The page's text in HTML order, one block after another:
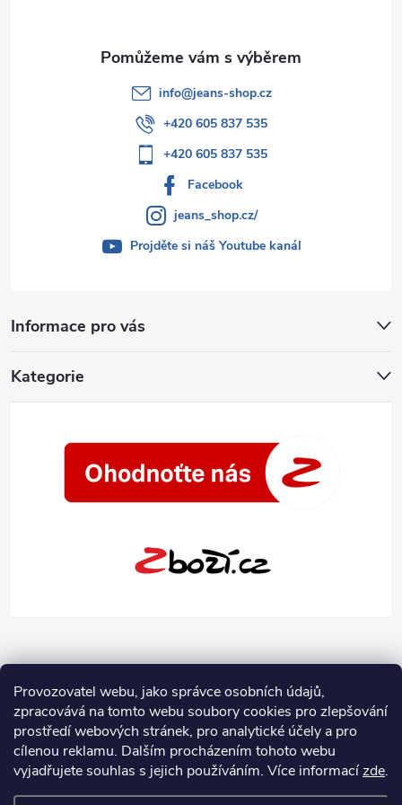
Provozovatel webu, jako správce osobních údajů,
zpracovává na tomto webu soubory cookies pro zlepšování
prostředí webových stránek, pro analytické účely a pro
cílenou reklamu. Dalším procházením tohoto webu
vyjadřujete souhlas s jejich používáním. Více informacízde.
Informace pro vás
Kategorie
info@jeans-shop.cz
+420 605 837 535
+420 605 837 535
Facebook
jeans_shop.cz/
Projděte si náš Youtube kanál